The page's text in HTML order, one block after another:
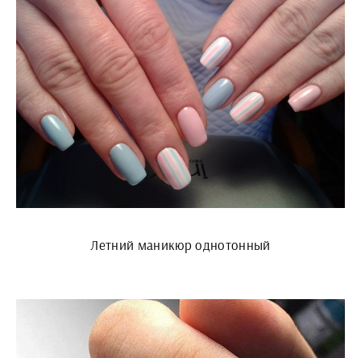
Летний маникюр однотонный